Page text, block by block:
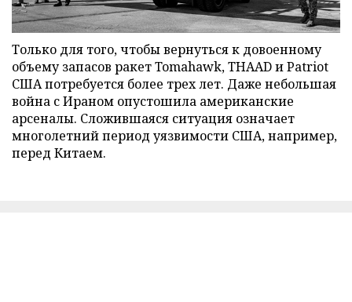
Только для того, чтобы вернуться к довоенному
объему запасов ракет Tomahawk, THAAD и Patriot
США потребуется более трех лет. Даже небольшая
война с Ираном опустошила американские
арсеналы. Сложившаяся ситуация означает
многолетний период уязвимости США, например,
перед Китаем.